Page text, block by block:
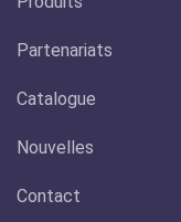
Partenariats
Catalogue
Nouvelles
Contact